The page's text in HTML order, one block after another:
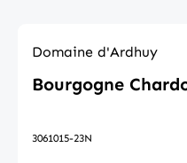
Domaine d'Ardhuy
Bourgogne
3061015-23N